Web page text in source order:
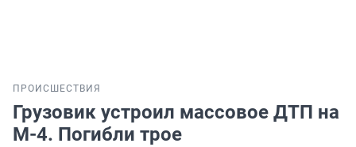
ПРОИСШЕСТВИЯ
Грузовик устроил массовое ДТП на
М-4. Погибли трое